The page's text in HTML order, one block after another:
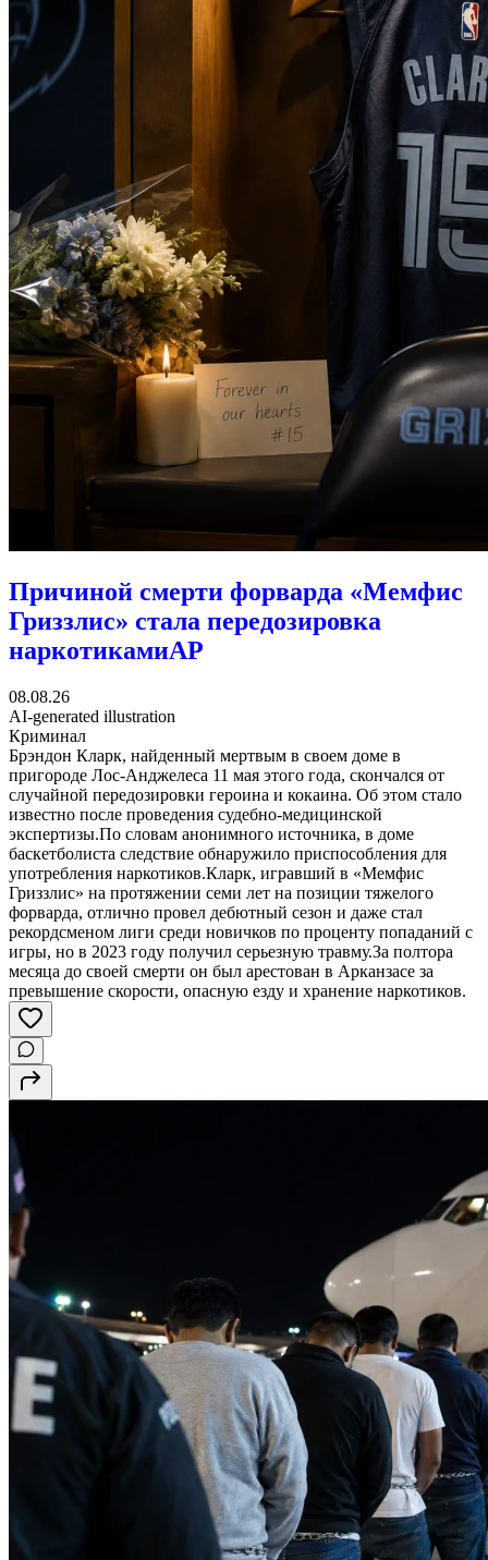
Причиной смерти форварда «Мемфис
Гриззлис» стала передозировка
наркотикамиAP
08.08.26
AI-generated illustration
Криминал
Брэндон Кларк, найденный мертвым в своем доме в
пригороде Лос-Анджелеса 11 мая этого года, скончался от
случайной передозировки героина и кокаина. Об этом стало
известно после проведения судебно-медицинской
экспертизы.По словам анонимного источника, в доме
баскетболиста следствие обнаружило приспособления для
употребления наркотиков.Кларк, игравший в «Мемфис
Гриззлис» на протяжении семи лет на позиции тяжелого
форварда, отлично провел дебютный сезон и даже стал
рекордсменом лиги среди новичков по проценту попаданий с
игры, но в 2023 году получил серьезную травму.За полтора
месяца до своей смерти он был арестован в Арканзасе за
превышение скорости, опасную езду и хранение наркотиков.